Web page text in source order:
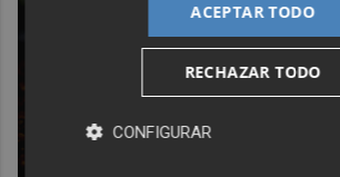
ACEPTAR TODO
RECHAZAR TODO
CONFIGURAR